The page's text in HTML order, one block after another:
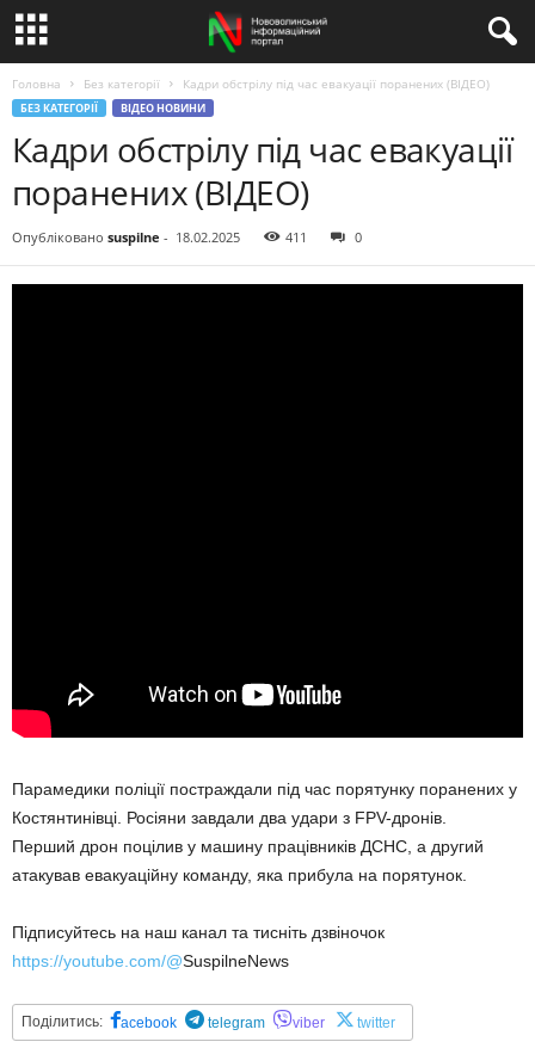
Головна Без категорії Кадри обстрілу під час евакуації поранених (ВІДЕО)
БЕЗ КАТЕГОРІЇ ВІДЕО НОВИНИ
Кадри обстрілу під час евакуації
поранених (ВІДЕО)
Опубліковано suspilne - 18.02.2025 411 0
Парамедики поліції постраждали під час порятунку поранених у
Костянтинівці. Росіяни завдали два удари з FPV-дронів.
Перший дрон поцілив у машину працівників ДСНС, а другий
атакував евакуаційну команду, яка прибула на порятунок.
Підписуйтесь на наш канал та тисніть дзвіночок
https://youtube.com/@SuspilneNews
Поділитись: acebook telegram viber twitter